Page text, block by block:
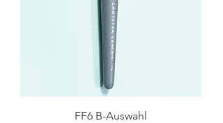
FF6 B-Auswahl